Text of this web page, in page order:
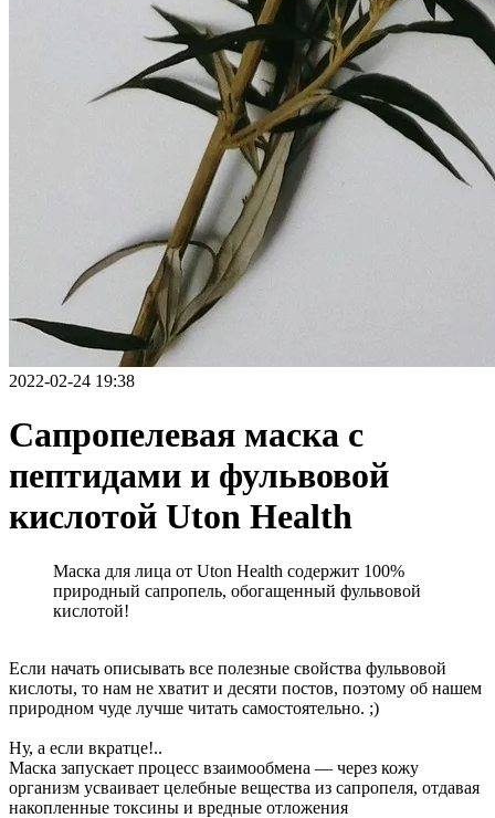
2022-02-24 19:38
Сапропелевая маска с
пептидами и фульвовой
кислотой Uton Health
Маска для лица от Uton Health содержит 100%
природный сапропель, обогащенный фульвовой
кислотой!
Если начать описывать все полезные свойства фульвовой
кислоты, то нам не хватит и десяти постов, поэтому об нашем
природном чуде лучше читать самостоятельно. ;)
Ну, а если вкратце!..
Маска запускает процесс взаимообмена — через кожу
организм усваивает целебные вещества из сапропеля, отдавая
накопленные токсины и вредные отложения